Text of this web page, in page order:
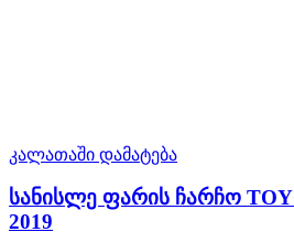
კალათაში დამატება
სანისლე ფარის ჩარჩო
2019